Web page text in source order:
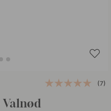
(7)